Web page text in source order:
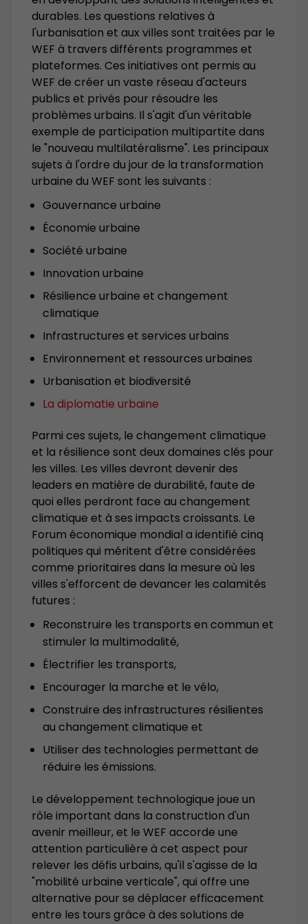
durables. Les questions relatives à
l'urbanisation et aux villes sont traitées par le
WEF à travers différents programmes et
plateformes. Ces initiatives ont permis au
WEF de créer un vaste réseau d'acteurs
publics et privés pour résoudre les
problèmes urbains. Il s'agit d'un véritable
exemple de participation multipartite dans
le "nouveau multilatéralisme". Les principaux
sujets à l'ordre du jour de la transformation
urbaine du WEF sont les suivants :
Gouvernance urbaine
Économie urbaine
Société urbaine
Innovation urbaine
Résilience urbaine et changement
climatique
Infrastructures et services urbains
Environnement et ressources urbaines
Urbanisation et biodiversité
La diplomatie urbaine
Parmi ces sujets, le changement climatique
et la résilience sont deux domaines clés pour
les villes. Les villes devront devenir des
leaders en matière de durabilité, faute de
quoi elles perdront face au changement
climatique et à ses impacts croissants. Le
Forum économique mondial a identifié cinq
politiques qui méritent d'être considérées
comme prioritaires dans la mesure où les
villes s'efforcent de devancer les calamités
futures :
Reconstruire les transports en commun et
stimuler la multimodalité,
Électrifier les transports,
Encourager la marche et le vélo,
Construire des infrastructures résilientes
au changement climatique et
Utiliser des technologies permettant de
réduire les émissions.
Le développement technologique joue un
rôle important dans la construction d'un
avenir meilleur, et le WEF accorde une
attention particulière à cet aspect pour
relever les défis urbains, qu'il s'agisse de la
"mobilité urbaine verticale", qui offre une
alternative pour se déplacer efficacement
entre les tours grâce à des solutions de